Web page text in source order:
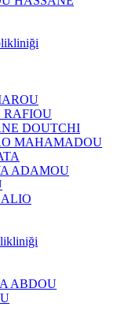
RAFIOU
DOUTCHI
MAHAMADOU
ADAMOU
ALIO
ABDOU